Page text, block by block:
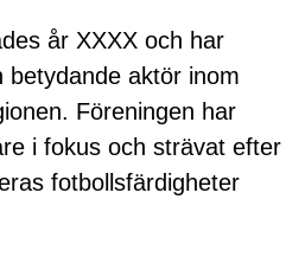
år XXXX och har
betydande aktör inom
Föreningen har
i fokus och strävat efter
fotbollsfärdigheter